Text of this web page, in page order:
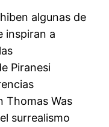
algunas de
inspiran a
Piranesi
Thomas Was
surrealismo